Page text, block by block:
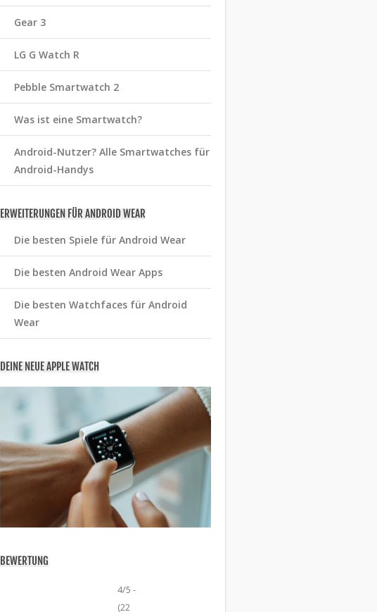
Gear 3
LG G Watch R
Pebble Smartwatch 2
Was ist eine Smartwatch?
Android-Nutzer? Alle Smartwatches für
Android-Handys
ERWEITERUNGEN FÜR ANDROID WEAR
Die besten Spiele für Android Wear
Die besten Android Wear Apps
Die besten Watchfaces für Android
Wear
DEINE NEUE APPLE WATCH
BEWERTUNG
4/5 -
(22